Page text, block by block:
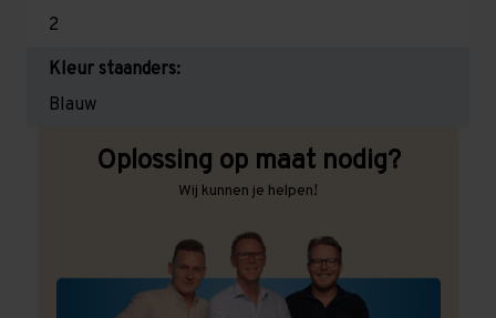
2
Kleur staanders:
Blauw
Oplossing op maat nodig?
Wij kunnen je helpen!